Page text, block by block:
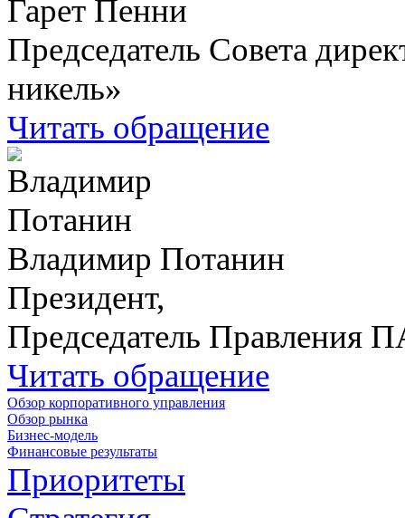
Гарет Пенни
Председатель Совета
никель»
Читать обращение
Владимир Потанин
Президент,
Председатель Правления
Читать обращение
Обзор корпоративного управления
Обзор рынка
Бизнес-модель
Финансовые результаты
Приоритеты